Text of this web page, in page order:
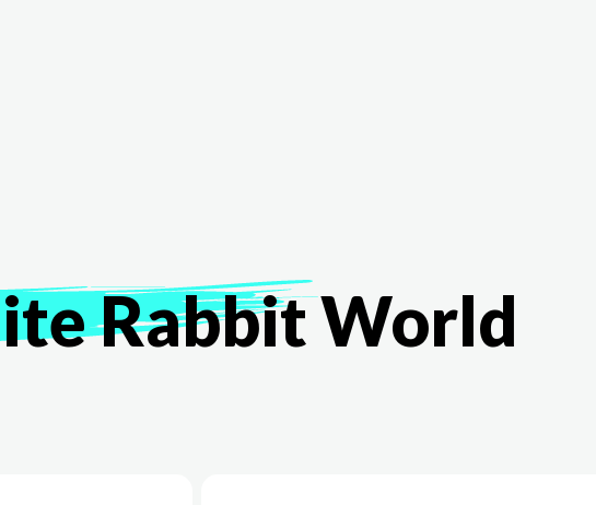
RabbitWorld